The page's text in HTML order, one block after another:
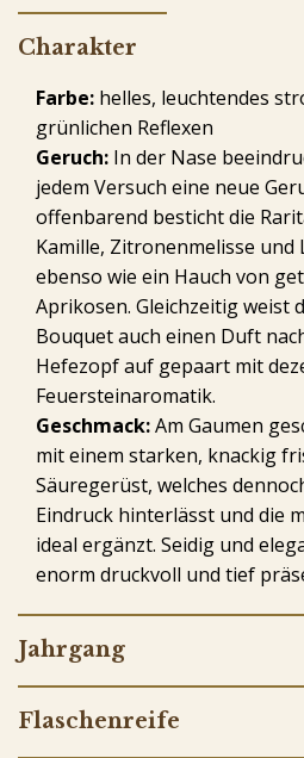
Charakter
Farbe: helles, leuchtendes
grünlichen Reflexen
Geruch: In der Nase
jedem Versuch eine neue
offenbarend besticht die
Kamille, Zitronenmelisse und
ebenso wie ein Hauch von
Aprikosen. Gleichzeitig weist
Bouquet auch einen Duft
Hefezopf auf gepaart mit
Feuersteinaromatik.
Geschmack:Am Gaumen
mit einem starken, knackig
Säuregerüst, welches
Eindruck hinterlässt und die
ideal ergänzt. Seidig und
enorm druckvoll und tief
Jahrgang
Flaschenreife